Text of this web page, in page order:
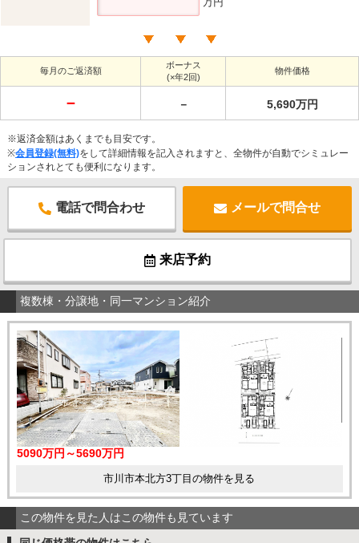
毎月のご返済額
ボーナス
(×年2回)
物件価格
－ － 5,690万円
※返済金額はあくまでも目安です。
※会員登録(無料)をして詳細情報を記入されますと、全物件が自動でシミュレー
ションされとても便利になります。
電話で問合わせ メールで問合せ
来店予約
複数棟・分譲地・同一マンション紹介
5090万円～5690万円
市川市本北方3丁目の物件を見る
この物件を見た人はこの物件も見ています